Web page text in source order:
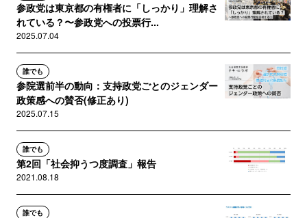
参政党は東京都の有権者に「しっかり」理解さ
れている？〜参政党への投票行...
2025.07.04
誰でも
参院選前半の動向：支持政党ごとのジェンダー
政策感への賛否(修正あり)
2025.07.15
誰でも
第2回「社会抑うつ度調査」報告
2021.08.18
誰でも